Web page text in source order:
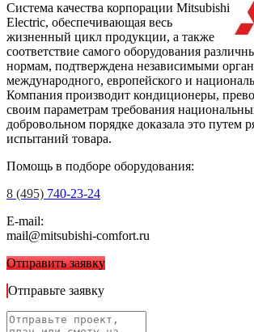
Cистема качества корпорации Mitsubishi
Electric, обеспечивающая весь
жизненный цикл продукции, а также
соответствие самого оборудования
нормам, подтверждена независимыми
международного, европейского и
Компания производит кондиционеры,
своим параметрам требования
добровольном порядке доказала это путем
испытаний товара.
Помощь в подборе оборудования:
8 (495) 740-23-24
E-mail:
mail@mitsubishi-comfort.ru
Отправить заявку
Отправьте заявку